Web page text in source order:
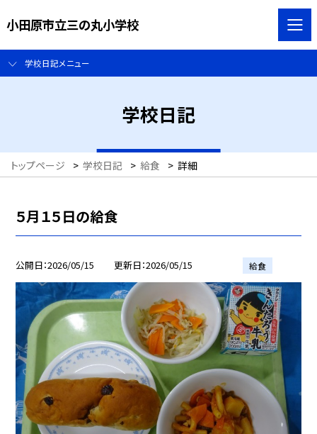
小田原市立三の丸小学校
学校日記メニュー
学校日記
トップページ > 学校日記 > 給食 > 詳細
５月１５日の給食
公開日 2026/05/15 更新日 2026/05/15 給食